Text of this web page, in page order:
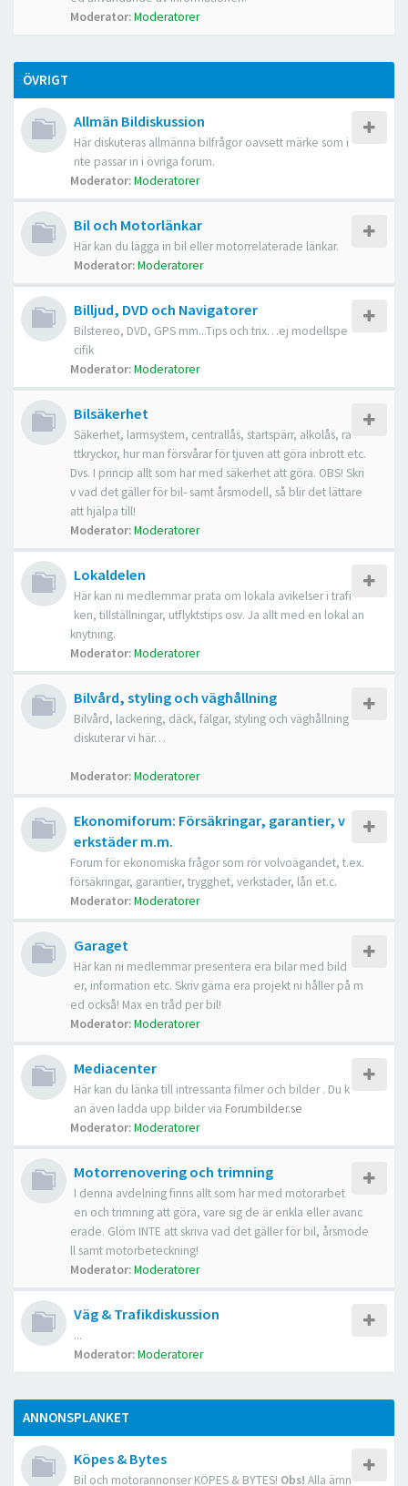
Moderator:Moderatorer
ÖVRIGT
Allmän Bildiskussion
Här diskuteras allmänna bilfrågor oavsett märke som i
nte passar in i övriga forum.
Moderator:Moderatorer
Bil och Motorlänkar
Här kan du lägga in bil eller motorrelaterade länkar.
Moderator:Moderatorer
Billjud, DVD och Navigatorer
Bilstereo, DVD, GPS mm...Tips och trix…ej modellspe
cifik
Moderator:Moderatorer
Bilsäkerhet
Säkerhet, larmsystem, centrallås, startspärr, alkolås, ra
ttkryckor, hur man försvårar för tjuven att göra inbrott etc.
Dvs. I princip allt som har med säkerhet att göra. OBS! Skri
v vad det gäller för bil- samt årsmodell, så blir det lättare
att hjälpa till!
Moderator:Moderatorer
Lokaldelen
Här kan ni medlemmar prata om lokala avikelser i trafi
ken, tillställningar, utflyktstips osv. Ja allt med en lokal an
knytning.
Moderator:Moderatorer
Bilvård, styling och väghållning
Bilvård, lackering, däck, fälgar, styling och väghållning
diskuterar vi här…
Moderator:Moderatorer
Ekonomiforum: Försäkringar, garantier, v
erkstäder m.m.
Forum för ekonomiska frågor som rör volvoägandet, t.ex.
försäkringar, garantier, trygghet, verkstäder, lån et.c.
Moderator:Moderatorer
Garaget
Här kan ni medlemmar presentera era bilar med bild
er, information etc. Skriv gärna era projekt ni håller på m
ed också! Max en tråd per bil!
Moderator:Moderatorer
Mediacenter
Här kan du länka till intressanta filmer och bilder . Du k
an även ladda upp bilder via Forumbilder.se
Moderator:Moderatorer
Motorrenovering och trimning
I denna avdelning finns allt som har med motorarbet
en och trimning att göra, vare sig de är enkla eller avanc
erade. Glöm INTE att skriva vad det gäller för bil, årsmode
ll samt motorbeteckning!
Moderator:Moderatorer
Väg & Trafikdiskussion
...
Moderator:Moderatorer
ANNONSPLANKET
Köpes & Bytes
Bil och motorannonser KÖPES & BYTES! Obs! Alla ämn